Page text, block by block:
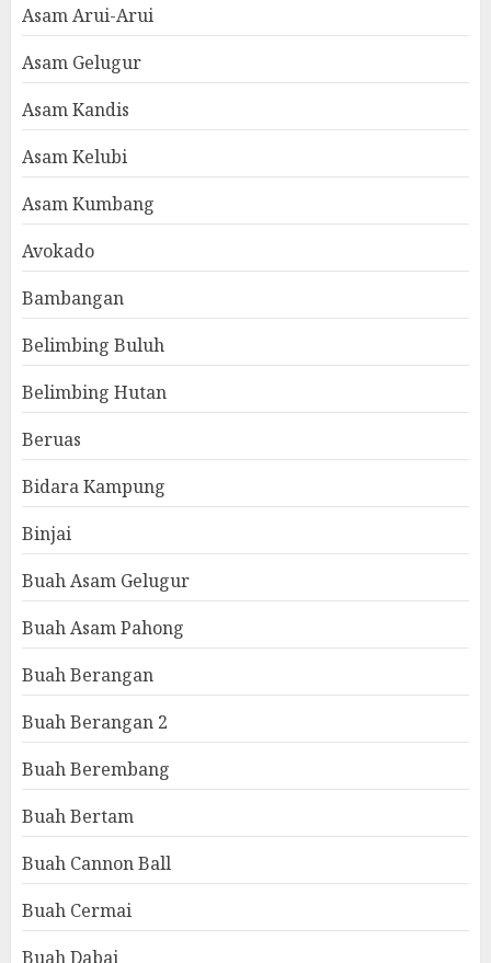
Asam Arui-Arui
Asam Gelugur
Asam Kandis
Asam Kelubi
Asam Kumbang
Avokado
Bambangan
Belimbing Buluh
Belimbing Hutan
Beruas
Bidara Kampung
Binjai
Buah Asam Gelugur
Buah Asam Pahong
Buah Berangan
Buah Berangan 2
Buah Berembang
Buah Bertam
Buah Cannon Ball
Buah Cermai
Buah Dabai